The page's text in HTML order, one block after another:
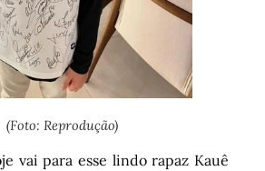
(Foto: Reprodução)
vai para esse lindo rapaz Kauê